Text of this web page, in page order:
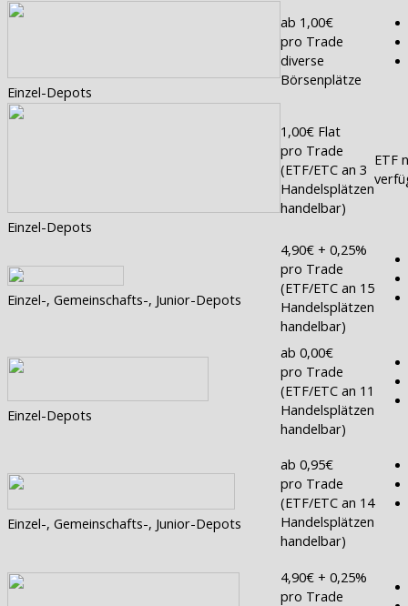
Einzel-Depots
ab 1,00€
pro Trade
diverse
Börsenplätze
Einzel-Depots
1,00€ Flat
pro Trade
(ETF/ETC an 3
Handelsplätzen
handelbar)
ETF
Einzel-, Gemeinschafts-, Junior-Depots
4,90€ + 0,25%
pro Trade
(ETF/ETC an 15
Handelsplätzen
handelbar)
Einzel-Depots
ab 0,00€
pro Trade
(ETF/ETC an 11
Handelsplätzen
handelbar)
Einzel-, Gemeinschafts-, Junior-Depots
ab 0,95€
pro Trade
(ETF/ETC an 14
Handelsplätzen
handelbar)
4,90€ + 0,25%
pro Trade